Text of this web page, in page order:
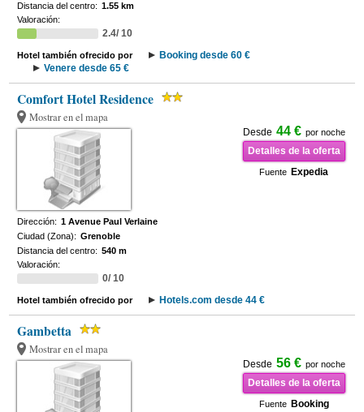
Distancia del centro: 1.55 km
Valoración:
2.4/ 10
Hotel también ofrecido por
Booking desde 60 €
Venere desde 65 €
Comfort Hotel Residence
Mostrar en el mapa
Desde 44 € por noche
Detalles de la oferta
Fuente Expedia
Dirección: 1 Avenue Paul Verlaine
Ciudad (Zona): Grenoble
Distancia del centro: 540 m
Valoración:
0/ 10
Hotel también ofrecido por Hotels.com desde 44 €
Gambetta
Mostrar en el mapa
Desde 56 € por noche
Detalles de la oferta
Fuente Booking